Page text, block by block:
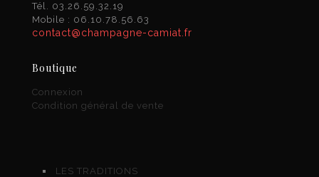
Tél. 03.26.59.32.19
Mobile : 06.10.78.56.63
contact@champagne-camiat.fr
Boutique
Connexion
Condition général de vente
LES TRADITIONS